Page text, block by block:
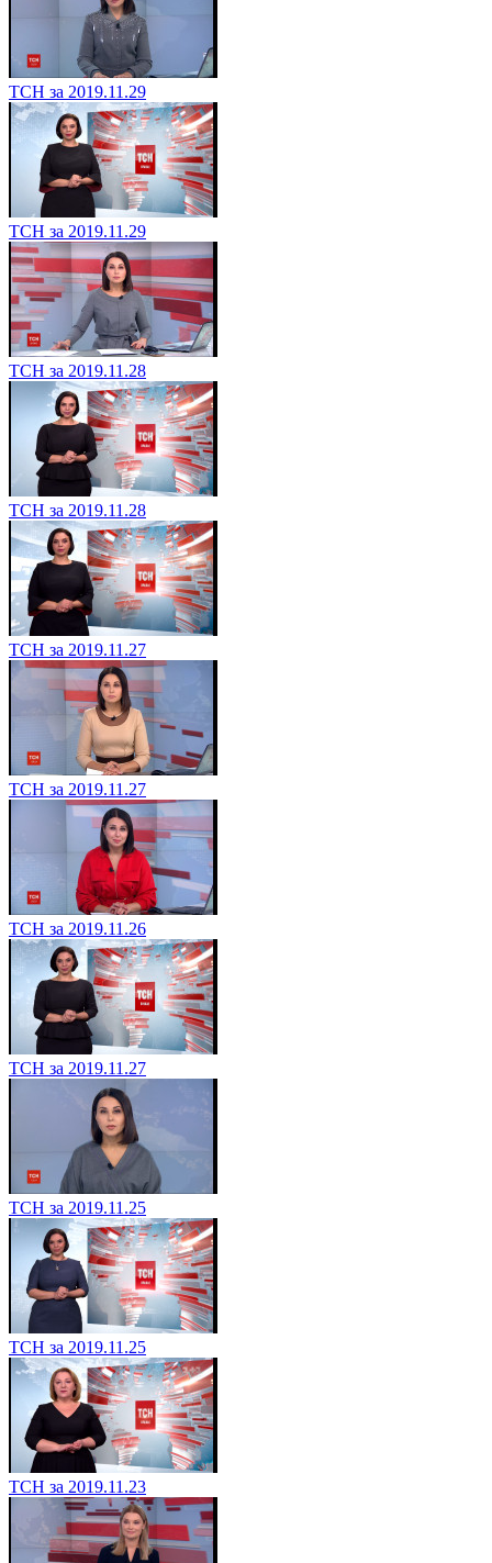
ТСН за 2019.11.29
ТСН за 2019.11.29
ТСН за 2019.11.28
ТСН за 2019.11.28
ТСН за 2019.11.27
ТСН за 2019.11.27
ТСН за 2019.11.26
ТСН за 2019.11.27
ТСН за 2019.11.25
ТСН за 2019.11.25
ТСН за 2019.11.23